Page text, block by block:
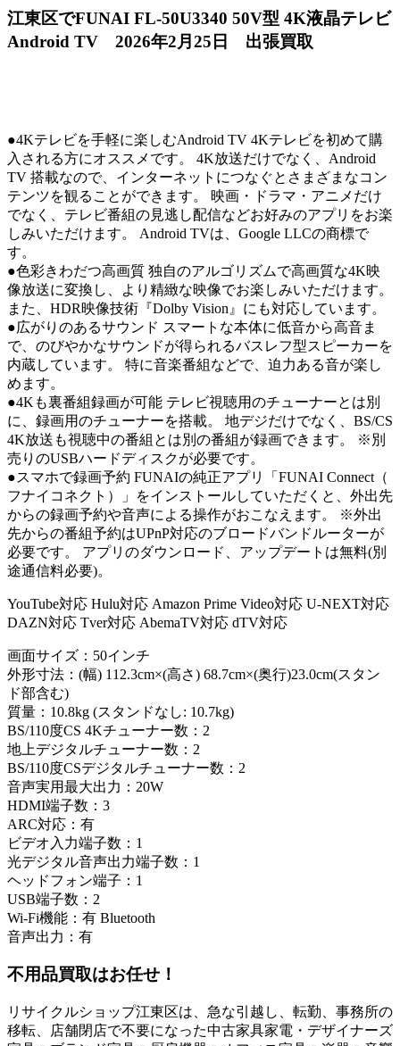
江東区でFUNAI FL-50U3340 50V型 4K液晶テレビ
Android TV 2026年2月25日 出張買取
●4Kテレビを手軽に楽しむAndroid TV 4Kテレビを初めて購
入される方にオススメです。 4K放送だけでなく、Android
TV 搭載なので、インターネットにつなぐとさまざまなコン
テンツを観ることができます。 映画・ドラマ・アニメだけ
でなく、テレビ番組の見逃し配信などお好みのアプリをお楽
しみいただけます。 Android TVは、Google LLCの商標で
す。
●色彩きわだつ高画質 独自のアルゴリズムで高画質な4K映
像放送に変換し、より精緻な映像でお楽しみいただけます。
また、HDR映像技術『Dolby Vision』にも対応しています。
●広がりのあるサウンド スマートな本体に低音から高音ま
で、のびやかなサウンドが得られるバスレフ型スピーカーを
内蔵しています。 特に音楽番組などで、迫力ある音が楽し
めます。
●4Kも裏番組録画が可能 テレビ視聴用のチューナーとは別
に、録画用のチューナーを搭載。 地デジだけでなく、BS/CS
4K放送も視聴中の番組とは別の番組が録画できます。 ※別
売りのUSBハードディスクが必要です。
●スマホで録画予約 FUNAIの純正アプリ「FUNAI Connect（
フナイコネクト）」をインストールしていただくと、外出先
からの録画予約や音声による操作がおこなえます。 ※外出
先からの番組予約はUPnP対応のブロードバンドルーターが
必要です。 アプリのダウンロード、アップデートは無料(別
途通信料必要)。
YouTube対応 Hulu対応 Amazon Prime Video対応 U-NEXT対応
DAZN対応 Tver対応 AbemaTV対応 dTV対応
画面サイズ：50インチ
外形寸法：(幅) 112.3cm×(高さ) 68.7cm×(奥行)23.0cm(スタン
ド部含む)
質量：10.8kg (スタンドなし: 10.7kg)
BS/110度CS 4Kチューナー数：2
地上デジタルチューナー数：2
BS/110度CSデジタルチューナー数：2
音声実用最大出力：20W
HDMI端子数：3
ARC対応：有
ビデオ入力端子数：1
光デジタル音声出力端子数：1
ヘッドフォン端子：1
USB端子数：2
Wi-Fi機能：有 Bluetooth
音声出力：有
不用品買取はお任せ！
リサイクルショップ江東区は、急な引越し、転勤、事務所の
移転、店舗閉店で不要になった中古家具家電・デザイナーズ